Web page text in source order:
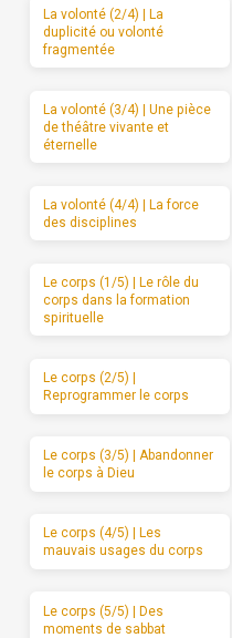
La volonté (2/4) | La
duplicité ou volonté
fragmentée
La volonté (3/4) | Une pièce
de théâtre vivante et
éternelle
La volonté (4/4) | La force
des disciplines
Le corps (1/5) | Le rôle du
corps dans la formation
spirituelle
Le corps (2/5) |
Reprogrammer le corps
Le corps (3/5) | Abandonner
le corps à Dieu
Le corps (4/5) | Les
mauvais usages du corps
Le corps (5/5) | Des
moments de sabbat